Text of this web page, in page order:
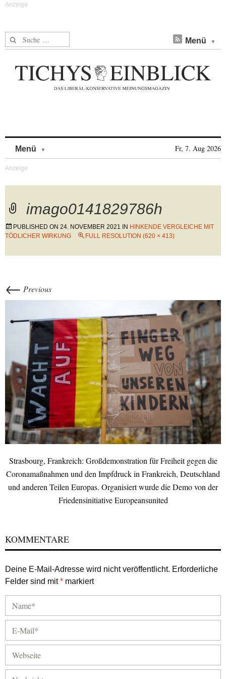
Suche nach: Menü
Menü Fr, 7. Aug 2026
imago0141829786h
PUBLISHED ON 24. NOVEMBER 2021 IN HINKENDE VERGLEICHE MIT
TÖDLICHER WIRKUNG
FULL RESOLUTION (620 × 413)
← Previous
Strasbourg, Frankreich: Großdemonstration für Freiheit gegen die
Coronamaßnahmen und den Impfdruck in Frankreich, Deutschland
und anderen Teilen Europas. Organisiert wurde die Demo von der
Friedensinitiative Europeansunited
KOMMENTARE
Deine E-Mail-Adresse wird nicht veröffentlicht. Erforderliche
Felder sind mit* markiert